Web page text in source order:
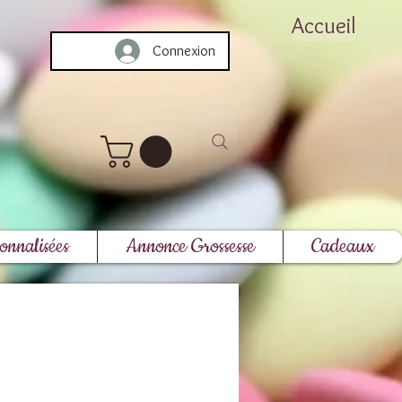
Connexion
Accueil
Annonce Grossesse Cadeaux